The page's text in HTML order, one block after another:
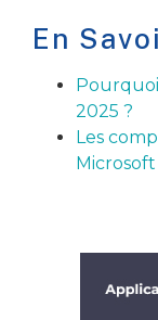
En
2025 ?
Les